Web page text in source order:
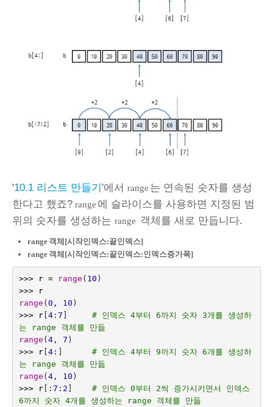
'10.1 리스트 만들기 '에서 range 는 연속된 숫자를 생성
한다고 했죠? range 에 슬라이스를 사용하면 지정된 범
위의 숫자를 생성하는 range 객체를 새로 만듭니다.
range 객체[시작인덱스:끝인덱스]
range 객체[시작인덱스:끝인덱스:인덱스증가폭]
>>> r = range ( 10 )
>>>
r
range ( 0 , 10 )
>>>
r[ 4: 7
# 인덱스 4부터 6까지 숫자 3개를 생성하
는 range 객체를 만듦
range ( 4, 7 )
>>>
r[ 4:]
# 인덱스 4부터 9까지 숫자 6개를 생성하
는 range 객체를 만듦
range ( 4, 10 )
>>>
r[: 7 : 2
# 인덱스 0부터 2씩 증가시키면서 인덱스
6까지 숫자 4개를 생성하는 range 객체를 만듦